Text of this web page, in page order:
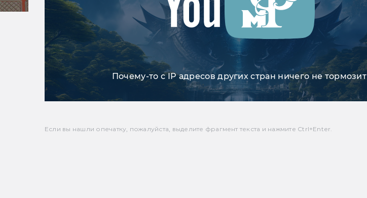
Почему-то с IP адресов других стран ничего не тормозит
Если вы нашли опечатку, пожалуйста, выделите фрагмент текста и нажмите Ctrl+Enter.